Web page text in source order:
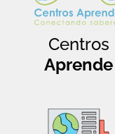
Centros
Aprende